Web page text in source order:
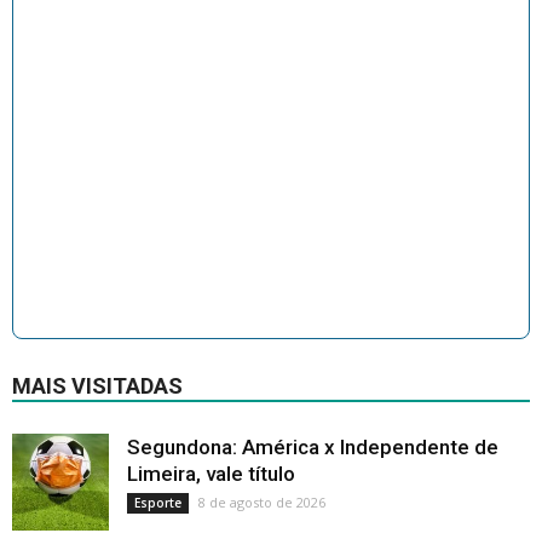
MAIS VISITADAS
Segundona: América x Independente de
Limeira, vale título
Esporte 8 de agosto de 2026